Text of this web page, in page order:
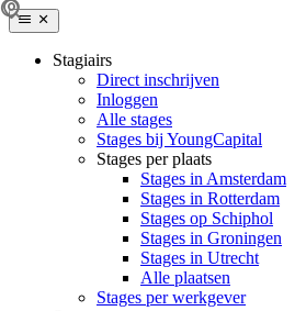
Stagiairs
Direct inschrijven
Inloggen
Alle stages
Stages bij YoungCapital
Stages per plaats
Stages in Amsterdam
Stages in Rotterdam
Stages op Schiphol
Stages in Groningen
Stages in Utrecht
Alle plaatsen
Stages per werkgever